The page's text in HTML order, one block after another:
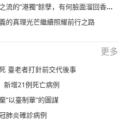
的“港獨”餘孽，有何臉面溜回香港？
的真理光芒繼續照耀前行之路
更多
臺老者打針前交代後事
新增21例死亡病例
“以臺制華”的圖謀
肺炎確診病例